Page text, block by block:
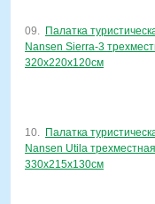
09. Палатка
Nansen Sierra-3
320х220х120см
10. Палатка
Nansen Utila трехместная
330х215х130см